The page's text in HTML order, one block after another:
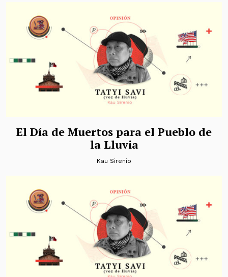
El Día de Muertos para el Pueblo de
la Lluvia
Kau Sirenio